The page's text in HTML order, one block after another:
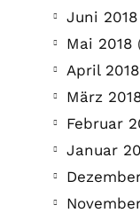
Juni 2018
Mai 2018
April 2018
März
Februar
Januar